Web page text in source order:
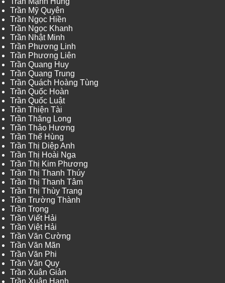
Trần Mỹ Quyên
Trần Ngọc Hiền
Trần Ngọc Khanh
Trần Nhật Minh
Trần Phương Linh
Trần Phương Liên
Trần Quang Huy
Trần Quang Trung
Trần Quách Hoàng Tùng
Trần Quốc Hoàn
Trần Quốc Luật
Trần Thiện Tài
Trần Thăng Long
Trần Thảo Hương
Trần Thế Hùng
Trần Thị Diệp Anh
Trần Thị Hoài Nga
Trần Thị Kim Phương
Trần Thị Thanh Thúy
Trần Thị Thanh Tâm
Trần Thị Thùy Trang
Trần Trường Thành
Trần Trọng
Trần Viết Hải
Trần Việt Hải
Trần Văn Cường
Trần Văn Mãn
Trần Văn Phi
Trần Văn Quy
Trần Xuân Giản